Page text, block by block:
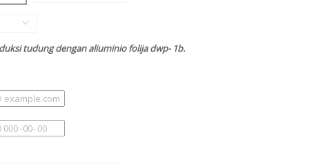
tudung dengan aliuminio folija dwp- 1b.